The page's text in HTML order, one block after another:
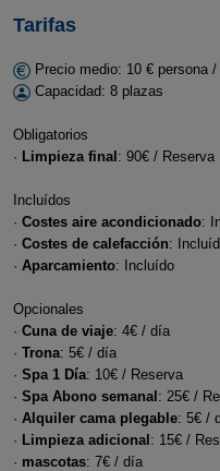
Tarifas
Precio medio: 10 € persona /
Capacidad: 8 plazas
Obligatorios
· Limpieza final : 90€ / Reserva
Incluídos
· Costes aire acondicionado:
· Costes de calefacción:
· Aparcamiento: Incluído
Opcionales
· Cuna de viaje: 4€ / día
· Trona: 5€ / día
· Spa 1 Día: 10€ / Reserva
· Spa Abono semanal : 25€ /
· Alquiler cama plegable: 5€ /
· Limpieza adicional : 15€ /
· mascotas: 7€ / día